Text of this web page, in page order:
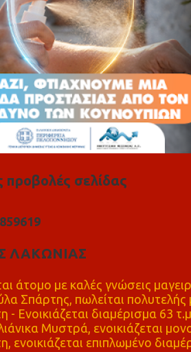
προβολές σελίδας
59619
ΛΑΚΩΝΙΑΣ
άτομο με καλές γνώσεις
Σπάρτης, πωλείται πολυτελής
- Ενοικιάζεται διαμέρισμα 63 τ.μ
Μυστρά, ενοικιάζεται
ενοικιάζεται επιπλωμένο